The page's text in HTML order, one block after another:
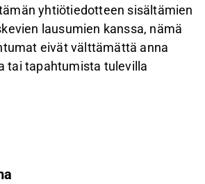
yhtiötiedotteen sisältämien
lausumien kanssa, nämä
eivät välttämättä anna
tai tapahtumista tulevilla